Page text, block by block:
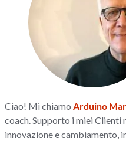
Ciao! Mi chiamoArduino
coach. Supporto i miei
innovazione e cambiamento,